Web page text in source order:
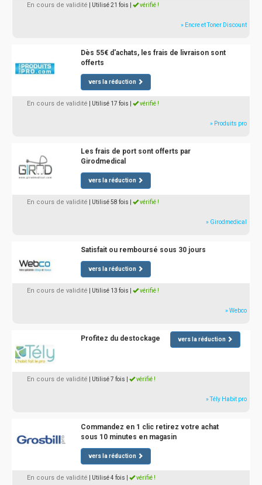
En cours de validité | Utilisé 21 fois vérifié !
» Encre et Toner Discount
Dès 55€ d'achats, les frais de livraison sont
offerts
vers la réduction
En cours de validité | Utilisé 17 fois vérifié !
» Produits pro
Les frais de port sont offerts par
Girodmedical
vers la réduction
En cours de validité | Utilisé 58 fois vérifié !
» Girodmedical
Satisfait ou remboursé sous 30 jours
vers la réduction
En cours de validité | Utilisé 13 fois vérifié !
» Webco
Profitez du destockage vers la réduction
En cours de validité | Utilisé 7 fois vérifié !
» Tély Habit pro
Commandez en 1 clic retirez votre achat
sous 10 minutes en magasin
vers la réduction
En cours de validité | Utilisé 4 fois vérifié !